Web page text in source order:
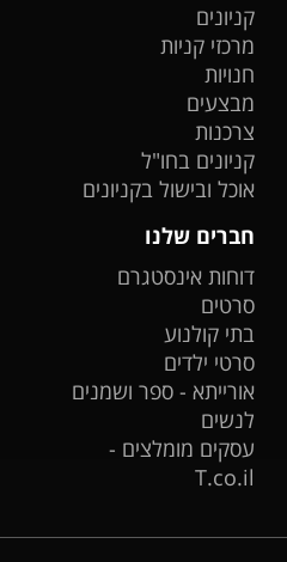
קניונים
מרכזי קניות
חנויות
מבצעים
צרכנות
קניונים בחו"ל
אוכל ובישול בקניונים
חברים שלנו
דוחות אינסטגרם
סרטים
בתי קולנוע
סרטי ילדים
אורייתא - ספר ושמנים
לנשים
עסקים מומלצים -
T.co.il